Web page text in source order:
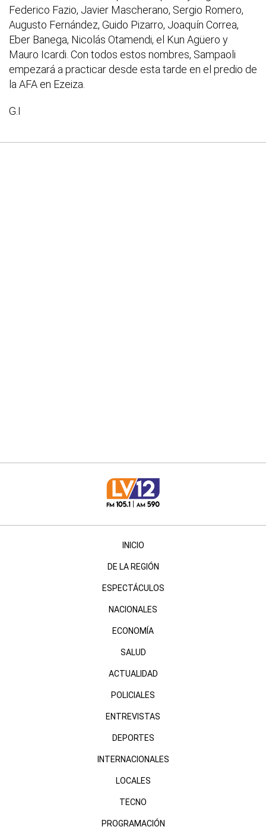
Federico Fazio, Javier Mascherano, Sergio Romero,
Augusto Fernández, Guido Pizarro, Joaquín Correa,
Eber Banega, Nicolás Otamendi, el Kun Agüero y
Mauro Icardi. Con todos estos nombres, Sampaoli
empezará a practicar desde esta tarde en el predio de
la AFA en Ezeiza.
G.I
INICIO
DE LA REGIÓN
ESPECTÁCULOS
NACIONALES
ECONOMÍA
SALUD
ACTUALIDAD
POLICIALES
ENTREVISTAS
DEPORTES
INTERNACIONALES
LOCALES
TECNO
PROGRAMACIÓN